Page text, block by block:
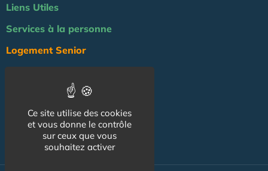
Liens Utiles
Services à la personne
Logement Senior
Emploi & formation
Professionnels
NOS AUTRES SITES :
Ce site utilise des cookies
et vous donne le contrôle
sur ceux que vous
souhaitez activer